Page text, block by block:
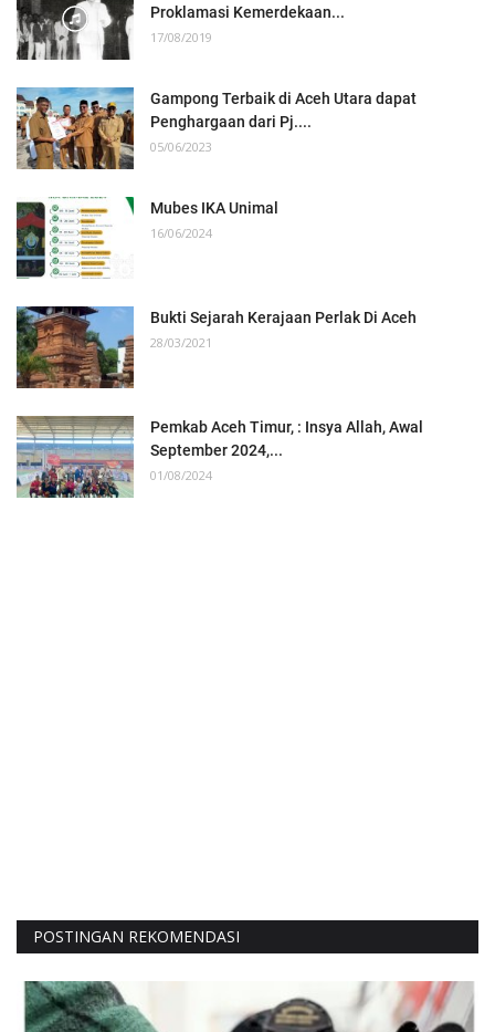
Proklamasi Kemerdekaan...
17/08/2019
Gampong Terbaik di Aceh Utara dapat
Penghargaan dari Pj....
05/06/2023
Mubes IKA Unimal
16/06/2024
Bukti Sejarah Kerajaan Perlak Di Aceh
28/03/2021
Pemkab Aceh Timur, : Insya Allah, Awal
September 2024,...
01/08/2024
POSTINGAN REKOMENDASI